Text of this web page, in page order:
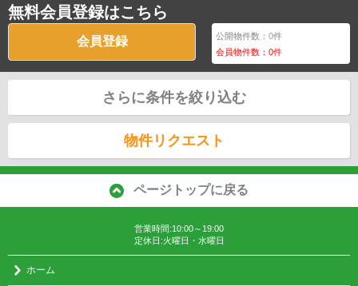
無料会員登録はこちら
会員登録 公開物件数：0件
会員物件数：0件
さらに条件を絞り込む
物件リクエスト
ページトップに戻る
営業時間:10:00～19:00
定休日:火曜日・水曜日
ホーム